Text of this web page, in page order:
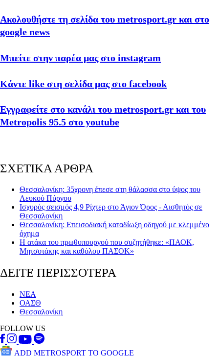
Ακολουθήστε τη σελίδα του metrosport.gr και στο
google news
Μπείτε στην παρέα μας στο instagram
Κάντε like στη σελίδα μας στο facebook
Εγγραφείτε στο κανάλι του metrosport.gr και του
Metropolis 95.5 στο youtube
ΣΧΕΤΙΚΑ ΑΡΘΡΑ
Θεσσαλονίκη: 35χρονη έπεσε στη θάλασσα στο ύψος του
Λευκού Πύργου
Ισχυρός σεισμός 4,9 Ρίχτερ στο Άγιον Όρος - Αισθητός σε
Θεσσαλονίκη
Θεσσαλονίκη: Επεισοδιακή καταδίωξη οδηγού με κλεμμένο
όχημα
Η ατάκα του πρωθυπουργού που συζητήθηκε: «ΠΑΟΚ,
Μητσοτάκης και καθόλου ΠΑΣΟΚ»
ΔΕΙΤΕ ΠΕΡΙΣΣΟΤΕΡΑ
ΝΕΑ
ΟΑΣΘ
Θεσσαλονίκη
FOLLOW US
ADD METROSPORT TO GOOGLE